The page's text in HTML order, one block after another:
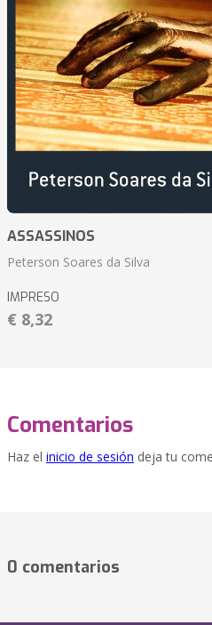
ASSASSINOS
Peterson Soares da Silva
IMPRESO
€ 8,32
Comentarios
Haz el inicio de sesión deja tu
0 comentarios